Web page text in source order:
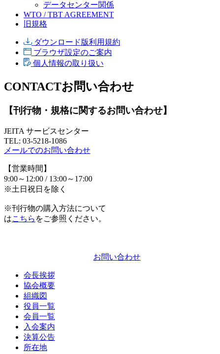
データセンター関係
WTO / TBT AGREEMENT
旧規格
ダウンロード版利用規約
ブラウザ設定のご案内
個人情報の取り扱い
CONTACTお問い合わせ
【刊行物・規格に関するお問い合わせ】
JEITA サービスセンター
TEL: 03-5218-1086
メールでのお問い合わせ
【営業時間】
9:00～12:00 / 13:00～17:00
※土日祝日を除く
※刊行物の購入方法について
はこちら をご参照ください。
お問い合わせ
会長挨拶
協会概要
組織図
役員一覧
会員一覧
入会案内
決算公告
所在地